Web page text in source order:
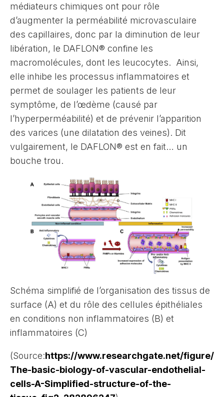
médiateurs chimiques ont pour rôle
d’augmenter la perméabilité microvasculaire
des capillaires, donc par la diminution de leur
libération, le DAFLON® confine les
macromolécules, dont les leucocytes. Ainsi,
elle inhibe les processus inflammatoires et
permet de soulager les patients de leur
symptôme, de l’œdème (causé par
l’hyperperméabilité) et de prévenir l’apparition
des varices (une dilatation des veines). Dit
vulgairement, le DAFLON® est en fait… un
bouche trou.
Schéma simplifié de l’organisation des tissus de
surface (A) et du rôle des cellules épithéliales
en conditions non inflammatoires (B) et
inflammatoires (C)
(Source:https://www.researchgate.net/figure/
The-basic-biology-of-vascular-endothelial-
cells-A-Simplified-structure-of-the-